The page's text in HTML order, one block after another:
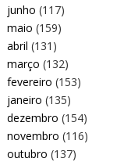
junho (117)
maio (159)
abril (131)
março (132)
fevereiro (153)
janeiro (135)
dezembro (154)
novembro (116)
outubro (137)